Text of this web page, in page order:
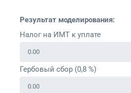
Результат моделирования:
Налог на ИМТ к уплате
Гербовый сбор (0,8 %)